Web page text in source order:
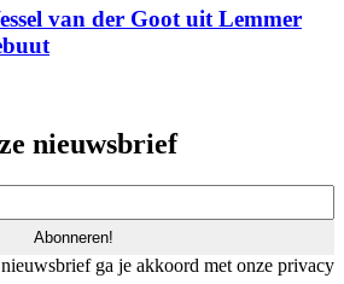
van der Goot uit Lemmer
nieuwsbrief
ga je akkoord met onze privacy